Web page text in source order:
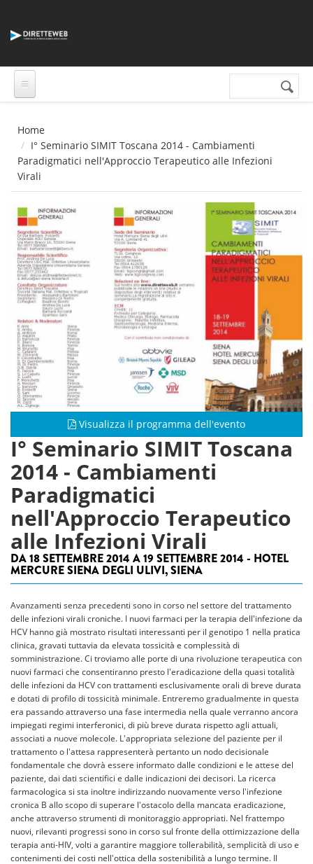
Form di
Cerca nel sito
Home
I° Seminario SIMIT Toscana 2014 - Cambiamenti
Paradigmatici nell'Approccio Terapeutico alle Infezioni
Virali
Visualizza il programma dell'evento
I° Seminario SIMIT Toscana
2014 - Cambiamenti
Paradigmatici
nell'Approccio Terapeutico
alle Infezioni Virali
DA 18 SETTEMBRE 2014 A 19 SETTEMBRE 2014 - HOTEL
MERCURE SIENA DEGLI ULIVI, SIENA
Avanzamenti senza precedenti sono in corso nel settore del trattamento
delle infezioni virali croniche. I nuovi farmaci per la terapia dell'infezione da
HCV hanno già mostrato risultati interessanti per il genotipo 1 nella pratica
clinica, gravati tuttavia da elevata tossicità e complessità di
somministrazione. Ci troviamo alle porte di una rivoluzione terapeutica con
nuovi farmaci che consentiranno presto l'eradicazione della quasi totalità
delle infezioni da HCV con trattamenti esclusivamente orali di breve durata
e dotati di profilo di tossicità minimale. Entreremo gradualmente in questa
era passando attraverso una fase intermedia nella quale verranno ancora
impiegati regimi interferonici, di più breve durata rispetto agli attuali,
associati a nuove molecole. L'appropriata selezione del paziente per il
trattamento o l'attesa rappresenterà pertanto un nodo decisionale
fondamentale che dovrà essere informato dalle condizioni e le attese del
paziente, dai dati scientifici e dalle indicazioni dei decisori. La ricerca
farmacologica si sta inoltre indirizzando nuovamente verso l'infezione
cronica B allo scopo di superare l'ostacolo della mancata eradicazione,
anche attraverso strumenti di monitoraggio appropriati. Nel frattempo
nuovi, rilevanti progressi sono in corso sul fronte della ottimizzazione della
terapia anti-HIV, volti a garantire maggiore tollerabilità, semplicità di uso e
contenimenti dei costi nell'ottica della sostenibilità a lungo termine. Il